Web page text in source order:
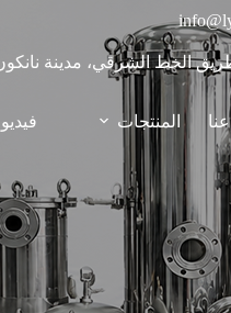
المنتجات فيديو